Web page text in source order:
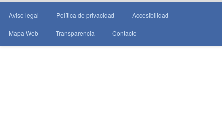
Aviso legal Política de privacidad Accesibilidad
Mapa Web Transparencia Contacto